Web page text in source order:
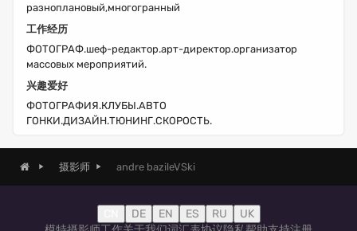
разноплановый,многогранный
工作经历
ФОТОГРАФ.шеф-редактор.арт-директор.организатор
массовых мероприятий.
兴趣爱好
ФОТОГРАФИЯ.КЛУБЫ.АВТО
ГОНКИ.ДИЗАЙН.ТЮНИНГ.СКОРОСТЬ.
摄影师 andre bazileVSki
DE EN ES RU
UK